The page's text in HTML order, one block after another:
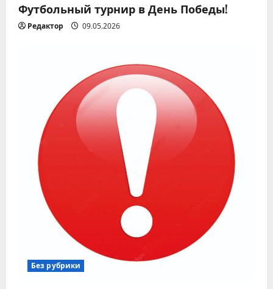
Футбольный турнир в День Победы!
Редактор 09.05.2026
Без рубрики